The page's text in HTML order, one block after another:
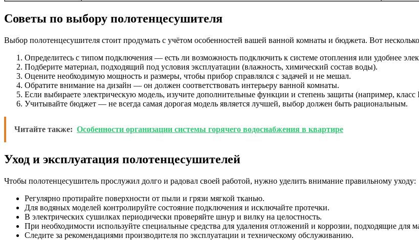
Советы по выбору полотенцесушителя
Выбор полотенцесушителя стоит продумать с учётом особенностей вашей ванной комнаты и бюджета. Вот
Определитесь с типом подключения — есть ли возможность подключить к системе отопления или удобнее
Подберите материал, подходящий под условия эксплуатации (влажность, химический состав воды).
Оцените необходимую мощность и размеры, чтобы прибор справлялся с задачей и не мешал.
Обратите внимание на дизайн — он должен соответствовать интерьеру ванной комнаты.
Если выбираете электрическую модель, изучите дополнительные функции и степень защиты (например, класс
Учитывайте бюджет — не всегда самая дорогая модель является лучшей, выбор должен быть рациональным.
Читайте также: Особенности организации системы горячего водоснабжения в квартире
Уход и эксплуатация полотенцесушителей
Чтобы полотенцесушитель прослужил долго и радовал своей работой, нужно уделить внимание правильному уходу:
Регулярно протирайте поверхности от пыли и грязи мягкой тканью.
Для водяных моделей контролируйте состояние подключения и исключайте протечки.
В электрических сушилках периодически проверяйте шнур и вилку на целостность.
При необходимости используйте специальные средства для удаления отложений и коррозии, подходящие для
Следите за рекомендациями производителя по эксплуатации и техническому обслуживанию.